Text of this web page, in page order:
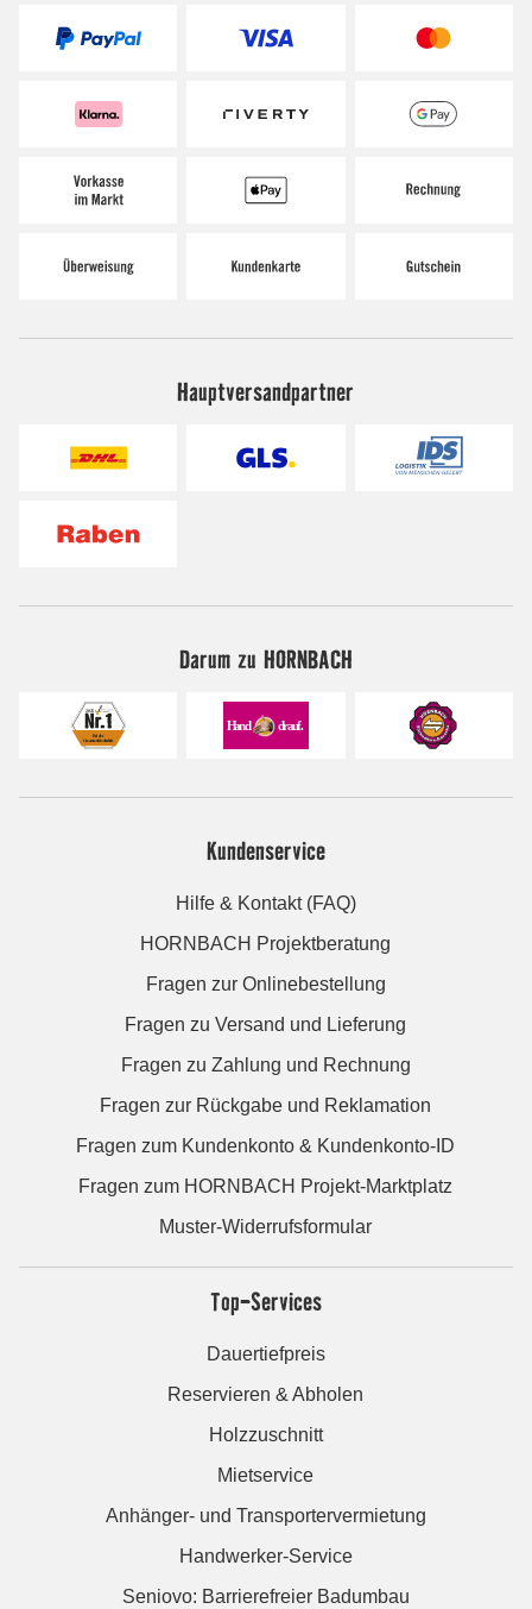
Hauptversandpartner
Darum zu HORNBACH
Kundenservice
Hilfe & Kontakt (FAQ)
HORNBACH Projektberatung
Fragen zur Onlinebestellung
Fragen zu Versand und Lieferung
Fragen zu Zahlung und Rechnung
Fragen zur Rückgabe und Reklamation
Fragen zum Kundenkonto & Kundenkonto-ID
Fragen zum HORNBACH Projekt-Marktplatz
Muster-Widerrufsformular
Top-Services
Dauertiefpreis
Reservieren & Abholen
Holzzuschnitt
Mietservice
Anhänger- und Transportervermietung
Handwerker-Service
Seniovo: Barrierefreier Badumbau